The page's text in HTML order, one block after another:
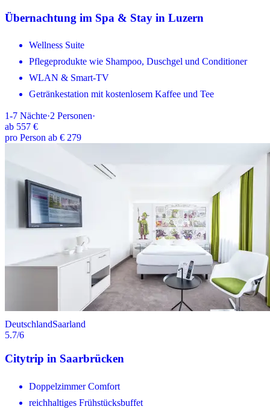
Übernachtung im Spa & Stay in Luzern
Wellness Suite
Pflegeprodukte wie Shampoo, Duschgel und Conditioner
WLAN & Smart-TV
Getränkestation mit kostenlosem Kaffee und Tee
1-7 Nächte·2 Personen·
ab 557 €
pro Person ab € 279
DeutschlandSaarland
5.7/6
Citytrip in Saarbrücken
Doppelzimmer Comfort
reichhaltiges Frühstücksbuffet